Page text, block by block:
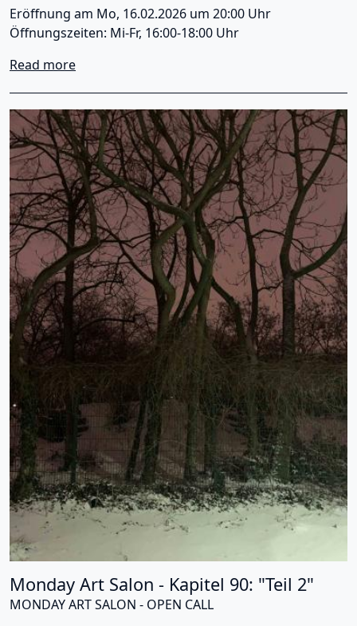
Eröffnung am Mo, 16.02.2026 um 20:00 Uhr
Öffnungszeiten: Mi-Fr, 16:00-18:00 Uhr
Read moreabout Monday Art Salon - Kapitel 91: "Teil 2"
Monday Art Salon - Kapitel 90: "Teil 2"
MONDAY ART SALON - OPEN CALL